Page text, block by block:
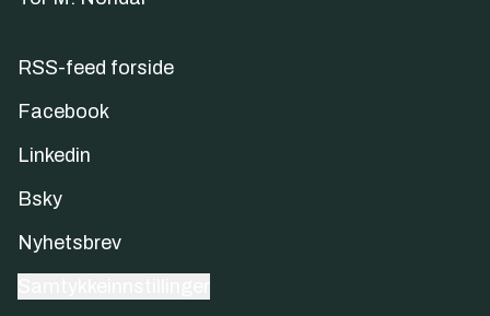
RSS-feed forside
Facebook
Linkedin
Bsky
Nyhetsbrev